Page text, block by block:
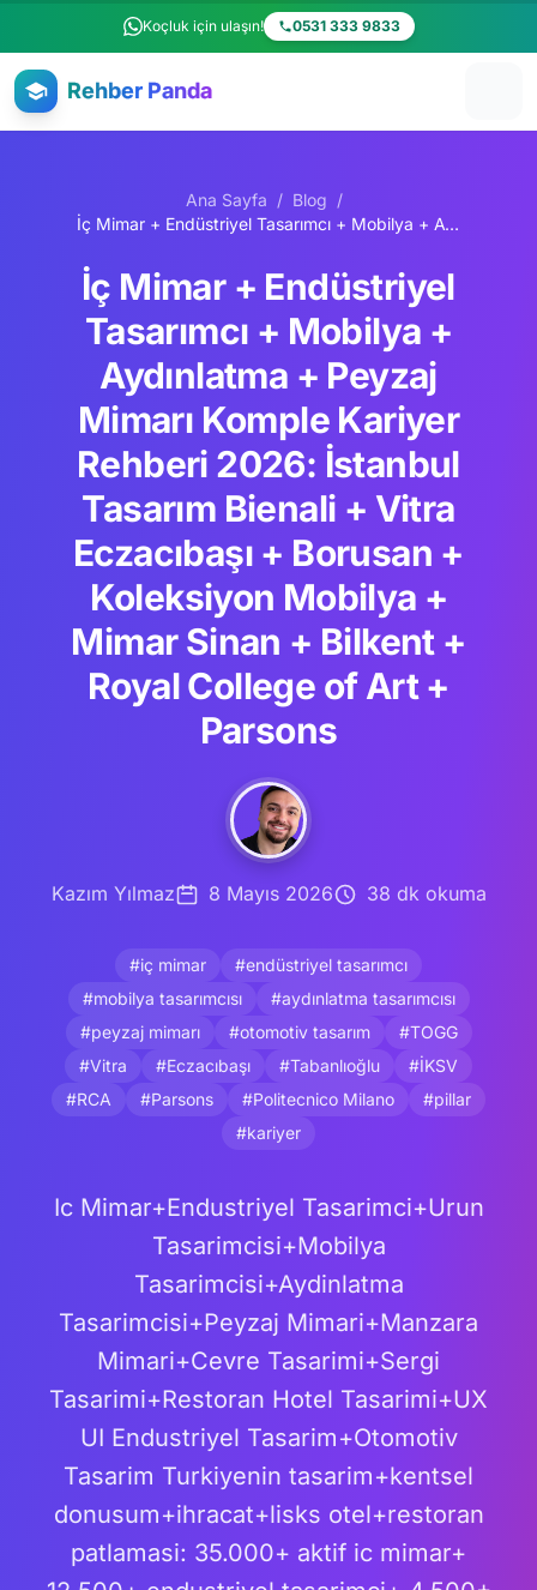
Ana içeriğe atlaKoçluk için ulaşın! 0531 333 9833
Rehber Panda
Ana Sayfa / Blog /
İç Mimar + Endüstriyel Tasarımcı + Mobilya + Aydınlatma + Peyzaj Mimarı Komple Kariyer Rehberi 2026: İstanbul Tasarım Bienali + Vitra Eczacıbaşı + Borusan + Koleksiyon Mobilya + Mimar Sinan + Bilkent + Royal College of Art + Parsons
İç Mimar + Endüstriyel
Tasarımcı + Mobilya +
Aydınlatma + Peyzaj
Mimarı Komple Kariyer
Rehberi 2026: İstanbul
Tasarım Bienali + Vitra
Eczacıbaşı + Borusan +
Koleksiyon Mobilya +
Mimar Sinan + Bilkent +
Royal College of Art +
Parsons
Kazım Yılmaz 8 Mayıs 2026 38 dk okuma
#iç mimar
#endüstriyel tasarımcı
#mobilya tasarımcısı
#aydınlatma tasarımcısı
#peyzaj mimarı
#otomotiv tasarım
#TOGG
#Vitra
#Eczacıbaşı #Tabanlıoğlu
#İKSV
#RCA
#Parsons #Politecnico Milano
#pillar
#kariyer
Ic Mimar+Endustriyel Tasarimci+Urun
Tasarimcisi+Mobilya
Tasarimcisi+Aydinlatma
Tasarimcisi+Peyzaj Mimari+Manzara
Mimari+Cevre Tasarimi+Sergi
Tasarimi+Restoran Hotel Tasarimi+UX
UI Endustriyel Tasarim+Otomotiv
Tasarim Turkiyenin tasarim+kentsel
donusum+ihracat+lisks otel+restoran
patlamasi: 35.000+ aktif ic mimar+